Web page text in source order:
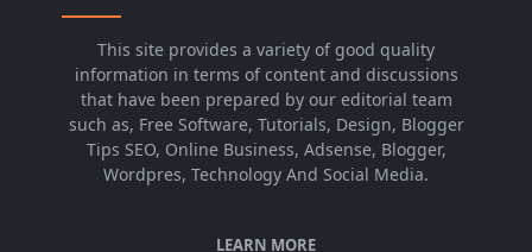
This site provides a variety of good quality
information in terms of content and discussions
that have been prepared by our editorial team
such as, Free Software, Tutorials, Design, Blogger
Tips SEO, Online Business, Adsense, Blogger,
Wordpres, Technology And Social Media.
LEARN MORE